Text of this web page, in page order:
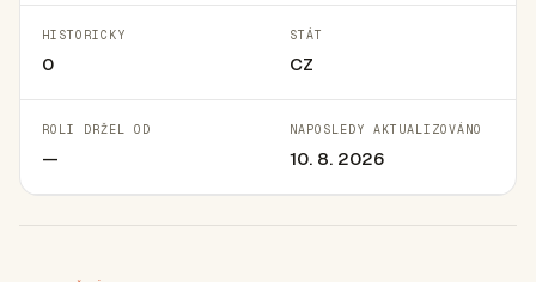
HISTORICKY
0
STÁT
CZ
ROLI DRŽEL OD
—
NAPOSLEDY AKTUALIZOVÁNO
10. 8. 2026